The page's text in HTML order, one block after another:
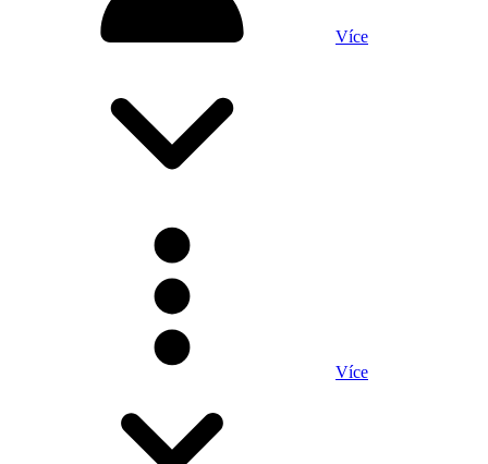
Více
Více